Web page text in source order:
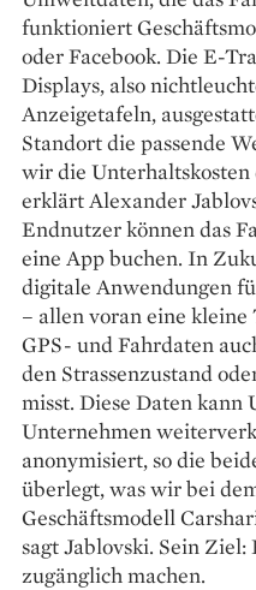
funktioniert
oder Facebook. Die E-
Displays, also
Anzeigetafeln,
Standort die passende
wir die Unterhaltskosten
erklärt Alexander
Endnutzer können das
eine App buchen. In
digitale Anwendungen
– allen voran eine
GPS- und Fahrdaten
den Strassenzustand
misst. Diese Daten kann
Unternehmen
anonymisiert, so die
überlegt, was wir bei
Geschäftsmodell
sagt Jablovski. Sein
zugänglich machen.